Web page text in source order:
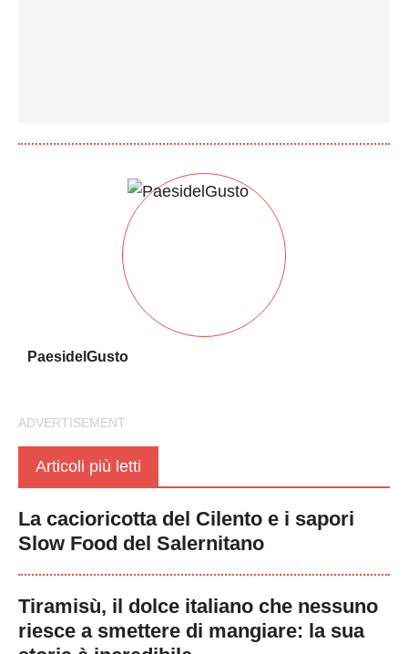
PaesidelGusto
Articoli più letti
La cacioricotta del Cilento e i sapori
Slow Food del Salernitano
Tiramisù, il dolce italiano che nessuno
riesce a smettere di mangiare: la sua